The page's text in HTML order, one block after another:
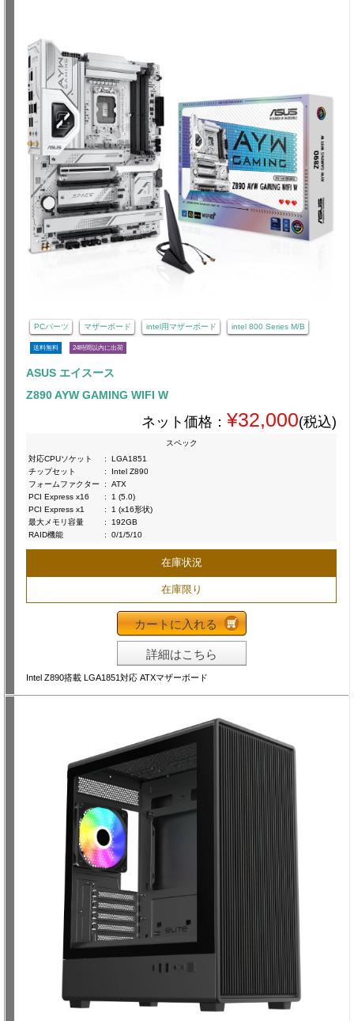
PCパーツ マザーボード intel用マザーボード intel 800 Series M/B
送料無料 24時間以内に出荷
ASUS エイスース
Z890 AYW GAMING WIFI W
ネット価格： ¥32,000(税込)
スペック
対応CPUソケット
:
LGA1851
チップセット
:
Intel Z890
フォームファクター
:
ATX
PCI Express x16
:
1 (5.0)
PCI Express x1
:
1 (x16形状)
最大メモリ容量
:
192GB
RAID機能
: 0/1/5/10
在庫状況
在庫限り
カートに入れる
詳細はこちら
Intel Z890搭載 LGA1851対応 ATXマザーボード